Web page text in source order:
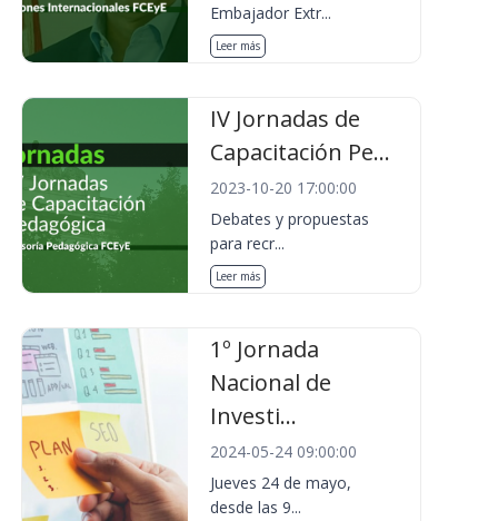
Embajador Extr...
Leer más
IV Jornadas de
Capacitación Pe...
2023-10-20 17:00:00
Debates y propuestas
para recr...
Leer más
1º Jornada
Nacional de
Investi...
2024-05-24 09:00:00
Jueves 24 de mayo,
desde las 9...